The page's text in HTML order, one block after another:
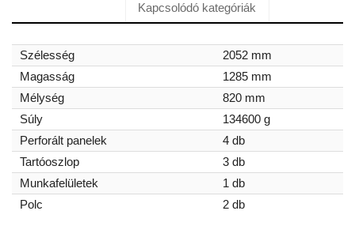
Kapcsolódó kategóriák
Szélesség
2052 mm
Magasság
1285 mm
Mélység
820 mm
Súly
134600 g
Perforált panelek
4 db
Tartóoszlop
3 db
Munkafelületek
1 db
Polc
2 db